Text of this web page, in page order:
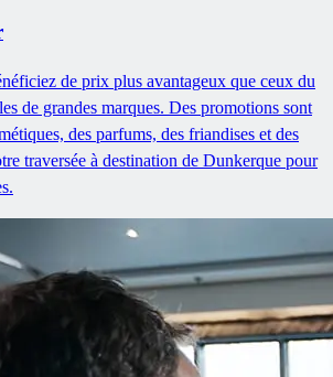
de prix plus avantageux que ceux du
de grandes marques. Des promotions sont
des parfums, des friandises et des
traversée à destination de Dunkerque pour